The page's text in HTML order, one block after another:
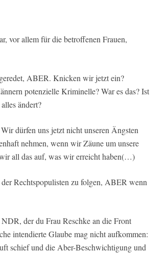
allem für die betroffenen Frauen,
ABER. Knicken wir jetzt ein?
potenzielle Kriminelle? War es das? Ist
ändert?
dürfen uns jetzt nicht unseren Ängsten
nehmen, wenn wir Zäune um unsere
all das auf, was wir erreicht haben(…)
Rechtspopulisten zu folgen, ABER wenn
der du Frau Reschke an die Front
intendierte Glaube mag nicht aufkommen:
schief und die Aber-Beschwichtigung und